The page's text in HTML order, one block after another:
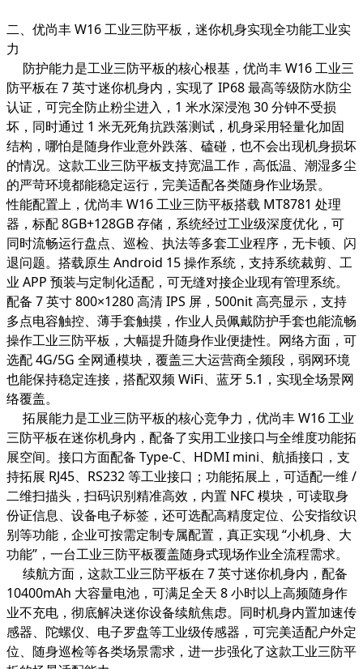
二、优尚丰 W16 工业三防平板，迷你机身实现全功能工业实
力
防护能力是工业三防平板的核心根基，优尚丰 W16 工业三
防平板在 7 英寸迷你机身内，实现了 IP68 最高等级防水防尘
认证，可完全防止粉尘进入，1 米水深浸泡 30 分钟不受损
坏，同时通过 1 米无死角抗跌落测试，机身采用轻量化加固
结构，哪怕是随身作业意外跌落、磕碰，也不会出现机身损坏
的情况。这款工业三防平板支持宽温工作，高低温、潮湿多尘
的严苛环境都能稳定运行，完美适配各类随身作业场景。
性能配置上，优尚丰 W16 工业三防平板搭载 MT8781 处理
器，标配 8GB+128GB 存储，系统经过工业级深度优化，可
同时流畅运行盘点、巡检、执法等多套工业程序，无卡顿、闪
退问题。搭载原生 Android 15 操作系统，支持系统裁剪、工
业 APP 预装与定制化适配，可无缝对接企业现有管理系统。
配备 7 英寸 800×1280 高清 IPS 屏，500nit 高亮显示，支持
多点电容触控、薄手套触摸，作业人员佩戴防护手套也能流畅
操作工业三防平板，大幅提升随身作业便捷性。网络方面，可
选配 4G/5G 全网通模块，覆盖三大运营商全频段，弱网环境
也能保持稳定连接，搭配双频 WiFi、蓝牙 5.1，实现全场景网
络覆盖。
拓展能力是工业三防平板的核心竞争力，优尚丰 W16 工业
三防平板在迷你机身内，配备了实用工业接口与全维度功能拓
展空间。接口方面配备 Type-C、HDMI mini、航插接口，支
持拓展 RJ45、RS232 等工业接口；功能拓展上，可适配一维 /
二维扫描头，扫码识别精准高效，内置 NFC 模块，可读取身
份证信息、设备电子标签，还可选配高精度定位、公安指纹识
别等功能，企业可按需定制专属配置，真正实现 “小机身、大
功能”，一台工业三防平板覆盖随身式现场作业全流程需求。
续航方面，这款工业三防平板在 7 英寸迷你机身内，配备
10400mAh 大容量电池，可满足全天 8 小时以上高频随身作
业不充电，彻底解决迷你设备续航焦虑。同时机身内置加速传
感器、陀螺仪、电子罗盘等工业级传感器，可完美适配户外定
位、随身巡检等各类场景需求，进一步强化了这款工业三防平